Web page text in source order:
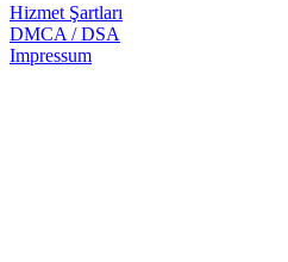
Hizmet Şartları
DMCA / DSA
Impressum